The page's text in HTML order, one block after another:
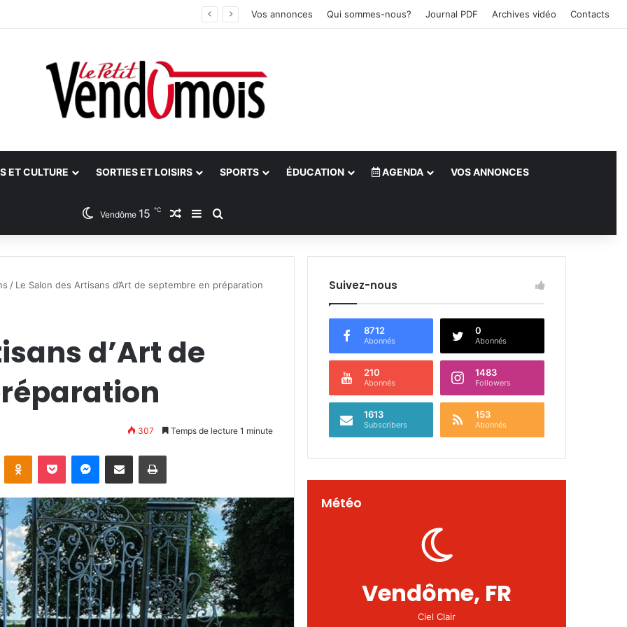
Vos annonces Qui sommes-nous? Journal PDF Archives vidéo Contacts
ET CULTURE SORTIES ET LOISIRS SPORTS ÉDUCATION AGENDA VOS ANNONCES
Vendôme 15 ℃ Article Aléatoire
Sidebar (barre latérale)
Rechercher
/ Le Salon des Artisans d’Art de septembre en préparation
d’Art de
307 Temps de lecture 1 minute
Suivez-nous
8712
Abonnés
0
Abonnés
210
Abonnés
1483
Followers
1613
Subscribers
153
Abonnés
Météo
Vendôme, FR
Ciel Clair